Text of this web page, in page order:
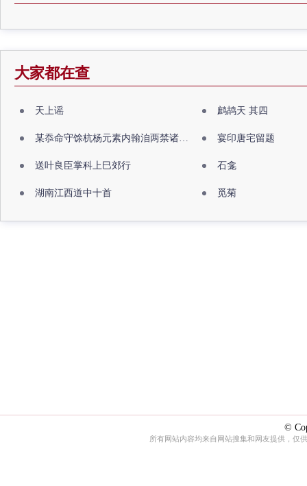
大家都在查
天上谣 鹧鸪天 其四
某忝命守馀杭杨元素内翰洎两禁诸公出祖佛寺 宴印唐宅留题
送叶良臣掌科上巳郊行 石龛
湖南江西道中十首 觅菊
©
所有网站内容均来自网站搜集和网友提供，仅